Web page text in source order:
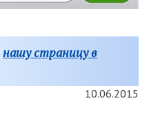
нашу страницу в
10.06.2015